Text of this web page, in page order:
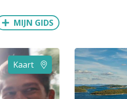
Bangkok
MIJN GIDS
Kaart